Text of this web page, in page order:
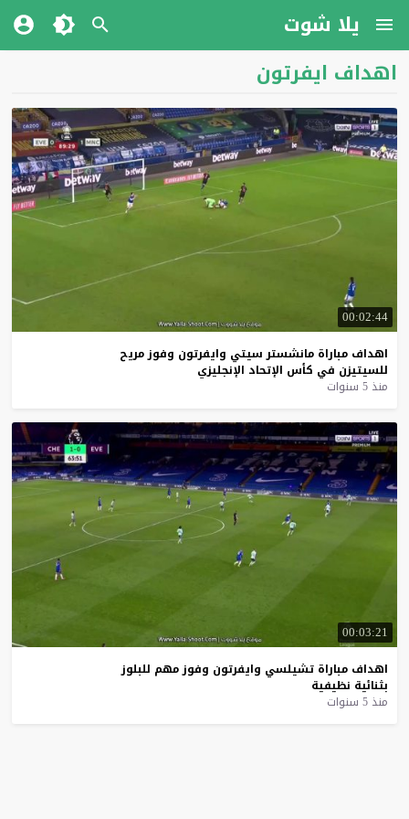
يلا شوت
اهداف ايفرتون
00:02:44
اهداف مباراة مانشستر سيتي وايفرتون وفوزمريح
للسيتيزن في كأس الإتحاد الإنجليزي
منذ 5 سنوات
00:03:21
اهداف مباراة تشيلسي وايفرتون وفوزمهم للبلوز
بثنائية نظيفية
منذ 5 سنوات